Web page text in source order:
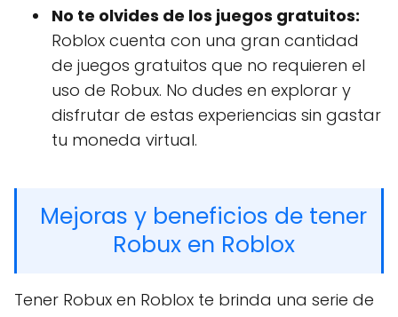
No te olvides de los juegos gratuitos:
Roblox cuenta con una gran cantidad
de juegos gratuitos que no requieren el
uso de Robux. No dudes en explorar y
disfrutar de estas experiencias sin gastar
tu moneda virtual.
Mejoras y beneficios de tener
Robux en Roblox
Tener Robux en Roblox te brinda una serie de